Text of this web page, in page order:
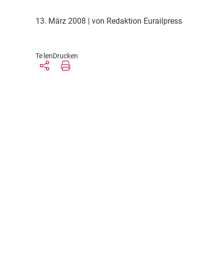
13. März 2008 | von Redaktion Eurailpress
TeilenDrucken